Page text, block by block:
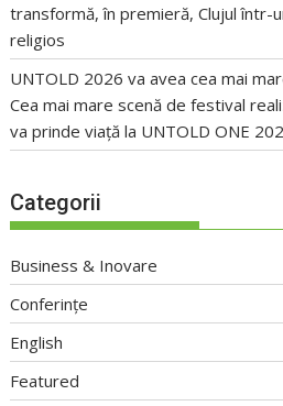
transformă, în premieră, Clujul într-
religios
UNTOLD 2026 va avea cea mai
Cea mai mare scenă de festival
va prinde viață la UNTOLD ONE
Categorii
Business & Inovare
Conferințe
English
Featured